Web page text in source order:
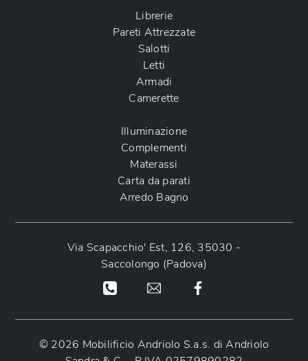
Librerie
Pareti Attrezzate
Salotti
Letti
Armadi
Camerette
Illuminazione
Complementi
Materassi
Carta da parati
Arredo Bagno
Via Scapacchio' Est, 126, 35030 -
Saccolongo (Padova)
© 2026 Mobilificio Andriolo S.a.s. di Andriolo